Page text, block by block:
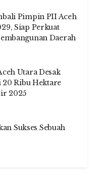
Pimpin PII Aceh
Siap Perkuat
Daerah
Utara Desak
20 Ribu Hektare
2025
Sukses Sebuah